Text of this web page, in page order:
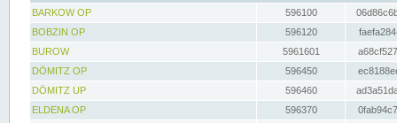
BARKOW OP
596100
BOBZIN OP
596120
BUROW
5961601
DÖMITZ OP
596450
DÖMITZ UP
596460
ELDENA OP
596370